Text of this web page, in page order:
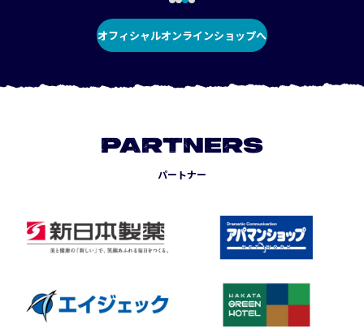
オフィシャルオンラインショップへ
PARTNERS
パートナー